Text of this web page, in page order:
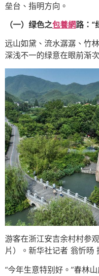
垒台、指明方向。
（一）绿色之包養網路：“
远山如黛、流水潺潺、竹
深浅不一的绿意在眼前渐
游客在浙江安吉余村村参
片）。新华社记者 翁忻旸
“今年生意特别好。”春林